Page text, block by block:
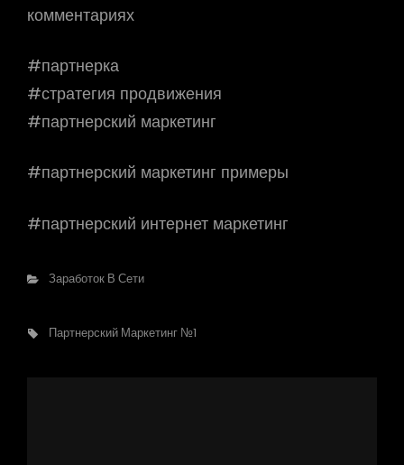
комментариях
#партнерка
#стратегия продвижения
#партнерский маркетинг
#партнерский маркетинг примеры
#партнерский интернет маркетинг
Рубрики
Заработок В Сети
Метки,
Партнерский Маркетинг №1